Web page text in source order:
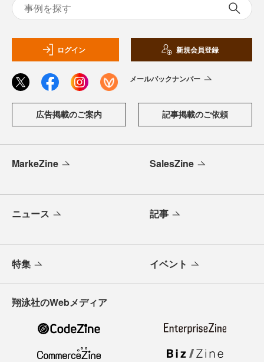
ログイン 新規会員登録
メールバックナンバー
広告掲載のご案内 記事掲載のご依頼
MarkeZine SalesZine
ニュース 記事
特集 イベント
翔泳社のWebメディア